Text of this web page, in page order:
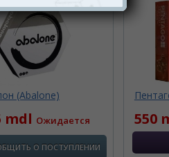
(Abalone)
mdl Ожидается
О ПОСТУПЛЕНИИ
550